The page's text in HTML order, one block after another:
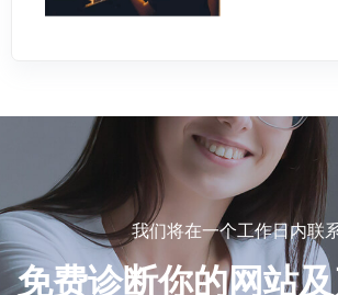
我们将在一个工作日内联
免费诊断你的网站